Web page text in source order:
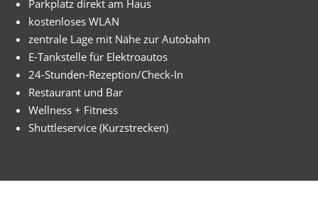
Parkplatz direkt am Haus
kostenloses WLAN
zentrale Lage mit Nähe zur Autobahn
E-Tankstelle für Elektroautos
24-Stunden-Rezeption/Check-In
Restaurant und Bar
Wellness + Fitness
Shuttleservice (Kurzstrecken)